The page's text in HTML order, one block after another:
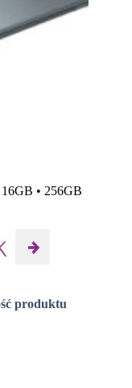
• 256GB
produktu